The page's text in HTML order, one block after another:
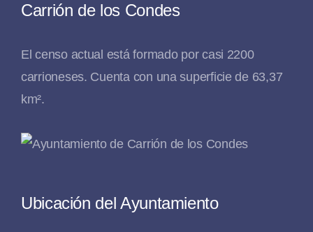
Carrión de los Condes
El censo actual está formado por casi 2200
carrioneses. Cuenta con una superficie de 63,37
km².
Ubicación del Ayuntamiento